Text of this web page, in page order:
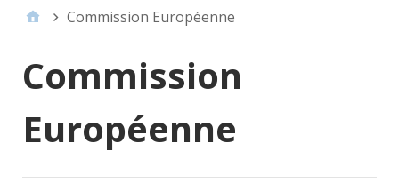
Commission Européenne
Commission
Européenne